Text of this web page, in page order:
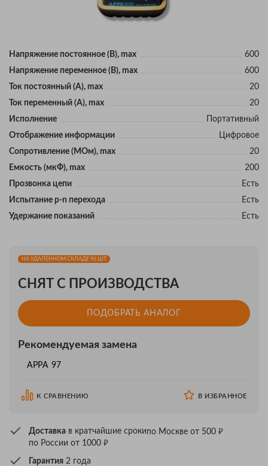
Напряжение постоянное (В), max
600
Напряжение переменное (В), max
600
Ток постоянный (А), max
20
Ток переменный (А), max
20
Исполнение
Портативный
Отображение информации
Цифровое
Сопротивление (МОм), max
20
Eмкость (мкФ), max
200
Прозвонка цепи
Есть
Испытание p-n перехода
Есть
Удержание показаний
Есть
НА УДАЛЁННОМ СКЛАДЕ 96 ШТ.
СНЯТ С ПРОИЗВОДСТВА
ПОДОБРАТЬ АНАЛОГ
Рекомендуемая замена
APPA 97
К СРАВНЕНИЮ В ИЗБРАННОЕ
Доставка в кратчайшие срокипо Москве от 500 ₽
по России от 1000 ₽
Гарантия 2 года